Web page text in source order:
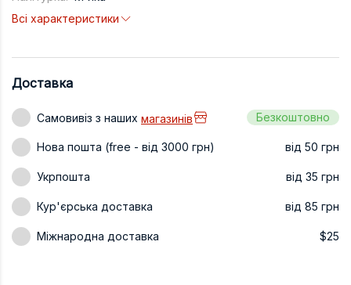
Всі характеристики
Доставка
Самовивіз з наших магазинів Безкоштовно
Нова пошта (free - від 3000 грн) від 50 грн
Укрпошта від 35 грн
Кур'єрська доставка від 85 грн
Міжнародна доставка $25